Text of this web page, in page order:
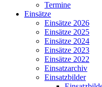
Termine
Einsätze
Einsätze 2026
Einsätze 2025
Einsätze 2024
Einsätze 2023
Einsätze 2022
Einsatzarchiv
Einsatzbilder